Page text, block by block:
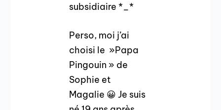
subsidiaire *_*
Perso, moi j’ai
choisi le »Papa
Pingouin » de
Sophie et
Magalie 😀 Je suis